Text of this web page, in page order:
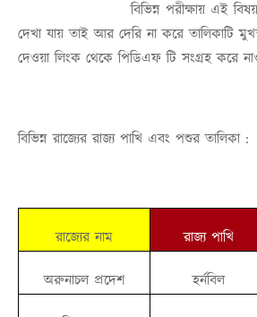
বিভিন্ন পরীক্ষায় এই বিষয়টি
দেখা যায় তাই আর দেরি না করে তালিকাটি
দেওয়া লিংক থেকে পিডিএফ টি সংগ্রহ করে
বিভিন্ন রাজ্যের রাজ্য পাখি এবং পশুর তালিকা :
রাজ্যের নাম রাজ্য পাখি
অরুনাচল প্রদেশ হর্নবিল